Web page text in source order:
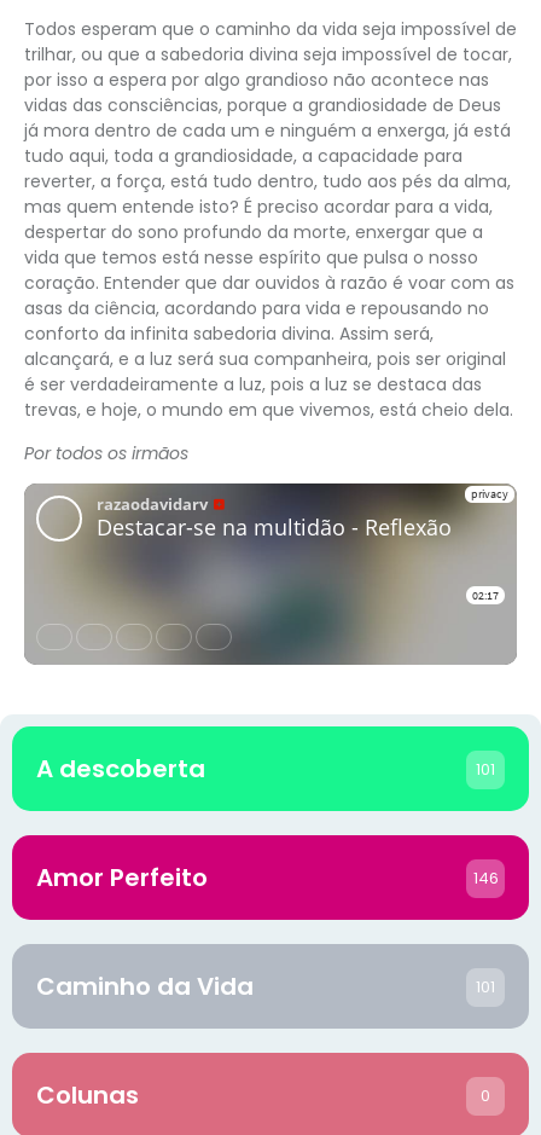
Todos esperam que o caminho da vida seja impossível de
trilhar, ou que a sabedoria divina seja impossível de tocar,
por isso a espera por algo grandioso não acontece nas
vidas das consciências, porque a grandiosidade de Deus
já mora dentro de cada um e ninguém a enxerga, já está
tudo aqui, toda a grandiosidade, a capacidade para
reverter, a força, está tudo dentro, tudo aos pés da alma,
mas quem entende isto? É preciso acordar para a vida,
despertar do sono profundo da morte, enxergar que a
vida que temos está nesse espírito que pulsa o nosso
coração. Entender que dar ouvidos à razão é voar com as
asas da ciência, acordando para vida e repousando no
conforto da infinita sabedoria divina. Assim será,
alcançará, e a luz será sua companheira, pois ser original
é ser verdadeiramente a luz, pois a luz se destaca das
trevas, e hoje, o mundo em que vivemos, está cheio dela.
Por todos os irmãos
A descoberta 101
Amor Perfeito 146
Caminho da Vida 101
Colunas 0